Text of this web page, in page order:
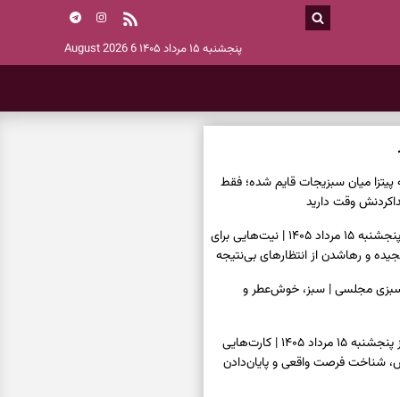
پنجشنبه ۱۵ مرداد ۱۴۰۵ 6 August 2026
پیتزا میان سبزیجات قایم شده؛ فقط
فال ابجد امروز پنجشنبه ۱۵ مرداد ۱۴۰۵ | نیت‌هایی برای
و رهاشدن از انتظارهای بی‌نتیجه
سبزی مجلسی | سبز، خوش‌عطر و
فال تاروت امروز پنجشنبه ۱۵ مرداد ۱۴۰۵ | کارت‌هایی
شناخت فرصت واقعی و پایان‌دادن